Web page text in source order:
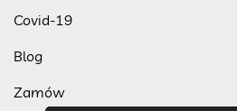
Covid-19
Blog
Zamów